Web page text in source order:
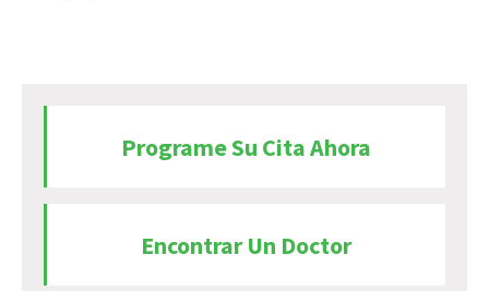
Programe Su Cita Ahora
Encontrar Un Doctor